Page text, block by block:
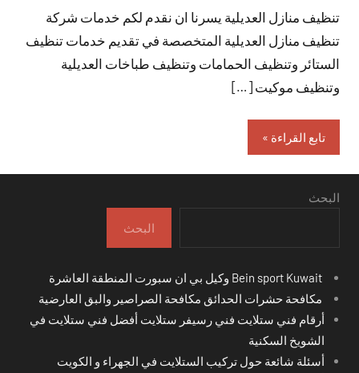
تعليقات
تنظيف منازل العديلية يسرنا ان نقدم لكم خدمات شركة
تنظيف منازل العديلية المتخصصة في تقديم خدمات تنظيف
الستائر وتنظيف الحمامات وتنظيف طباخات العديلية
وتنظيف موكيت […]
تابع القراءة
البحث
البحث
مكافحة حشرات الحدائق مكافحة الصراصير والبق العارضية
أرقام فني ستلايت فني رسيفر ستلايت أفضل فني ستلايت في
الشويخ السكنية
أسئلة شائعة حول تركيب الستلايت في الجهراء و الكويت